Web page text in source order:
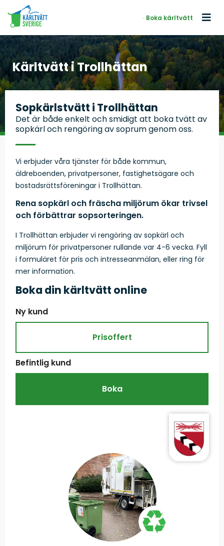
Boka kärltvätt
Kärltvätt i Trollhättan
Sopkärlstvätt i Trollhättan
Det är både enkelt och smidigt att boka tvätt av
sopkärl och rengöring av soprum genom oss.
Vi erbjuder våra tjänster för både kommun,
äldreboenden, privatpersoner, fastighetsägare och
bostadsrättsföreningar i Trollhättan.
Rena sopkärl och fräscha miljörum ökar trivsel
och förbättrar sopsorteringen.
I Trollhättan erbjuder vi rengöring av sopkärl och
miljörum för privatpersoner rullande var 4-6 vecka. Fyll
i formuläret för pris och intresseanmälan, eller ring för
mer information.
Boka din kärltvätt online
Prisoffert
Boka